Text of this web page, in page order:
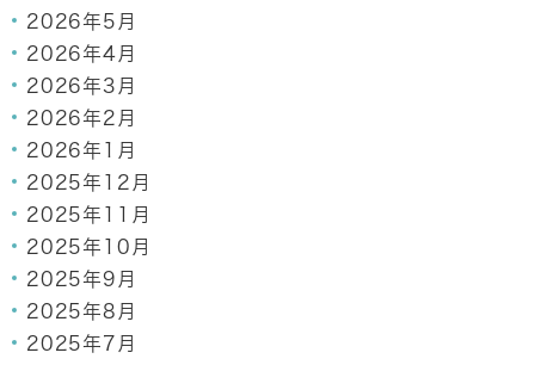
2026年5月
2026年4月
2026年3月
2026年2月
2026年1月
2025年12月
2025年11月
2025年10月
2025年9月
2025年8月
2025年7月